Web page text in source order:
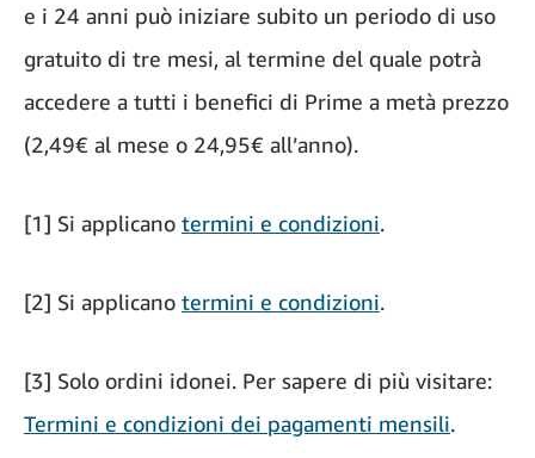
e i 24 anni può iniziare subito un periodo di uso
gratuito di tre mesi, al termine del quale potrà
accedere a tutti i benefici di Prime a metà prezzo
(2,49€ al mese o 24,95€ all’anno).
[1] Si applicano termini e condizioni.
[2] Si applicano termini e condizioni.
[3] Solo ordini idonei. Per sapere di più visitare:
Termini e condizioni dei pagamenti mensili.